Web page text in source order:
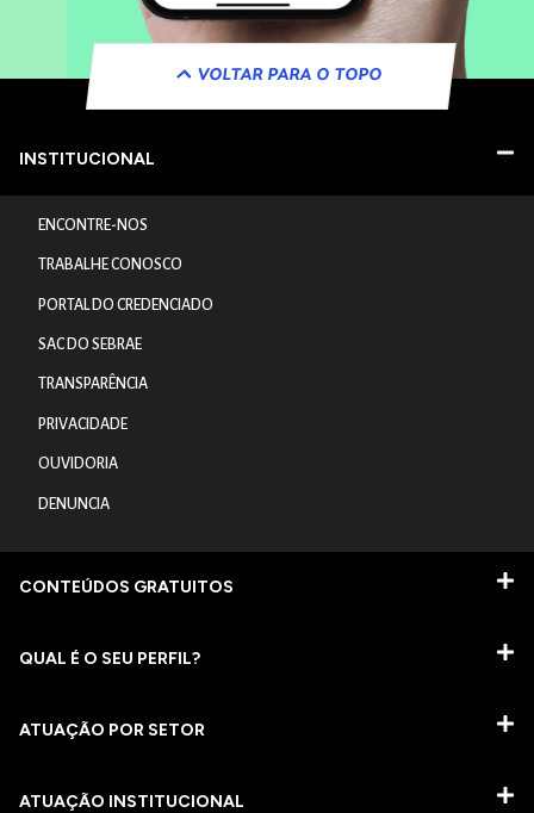
VOLTAR PARA O TOPO
INSTITUCIONAL
ENCONTRE-NOS
TRABALHE CONOSCO
PORTAL DO CREDENCIADO
SAC DO SEBRAE
TRANSPARÊNCIA
PRIVACIDADE
OUVIDORIA
DENUNCIA
CONTEÚDOS GRATUITOS
QUAL É O SEU PERFIL?
ATUAÇÃO POR SETOR
ATUAÇÃO INSTITUCIONAL